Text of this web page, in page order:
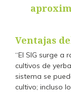
Ventajas
“El SIG surge a
cultivos de
sistema se
cultivo; incluso